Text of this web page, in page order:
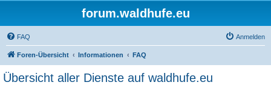
forum.waldhufe.eu
FAQ Anmelden
Foren-Übersicht Informationen FAQ
Übersicht aller Dienste auf waldhufe.eu